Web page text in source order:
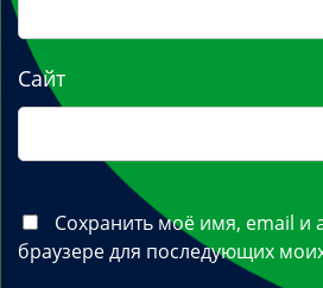
Сайт
Сохранить моё имя, email и
браузере для последующих